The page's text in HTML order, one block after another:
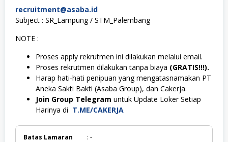
recruitment@asaba.id
Subject : SR_Lampung / STM_Palembang
NOTE :
Proses apply rekrutmen ini dilakukan melalui email.
Proses rekrutmen dilakukan tanpa biaya (GRATIS!!!).
Harap hati-hati penipuan yang mengatasnamakan PT
Aneka Sakti Bakti (Asaba Group), dan Cakerja.
Join Group Telegram untuk Update Loker Setiap
Harinya di T.ME/CAKERJA
Batas Lamaran
: -